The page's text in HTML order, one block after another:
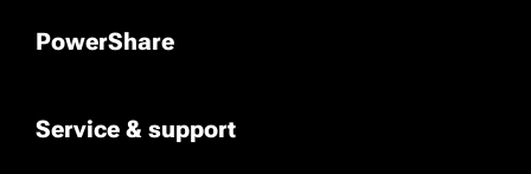
PowerShare
Service & support